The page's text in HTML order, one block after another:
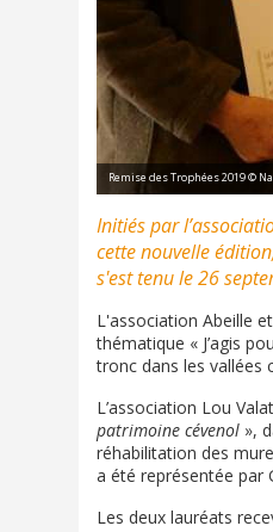
Remise des Trophées 2019 ©
Initiés par
cette nouvelle
s'est tenu le 26
L'association Abeille
thématique « J’agis
tronc dans les vallées
L’association Lou
patrimoine cévenol»,
réhabilitation des
a été représentée par
Les deux lauréats